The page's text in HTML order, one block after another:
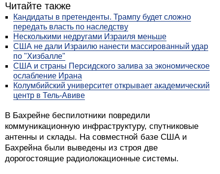
Читайте также
Кандидаты в претенденты. Трампу будет сложно
передать власть по наследству
Несколькими недругами Израиля меньше
США не дали Израилю нанести массированный удар
по "Хизбалле"
США и страны Персидского залива за экономическое
ослабление Ирана
Колумбийский университет открывает академический
центр в Тель-Авиве
В Бахрейне беспилотники повредили
коммуникационную инфраструктуру, спутниковые
антенны и склады. На совместной базе США и
Бахрейна были выведены из строя две
дорогостоящие радиолокационные системы.